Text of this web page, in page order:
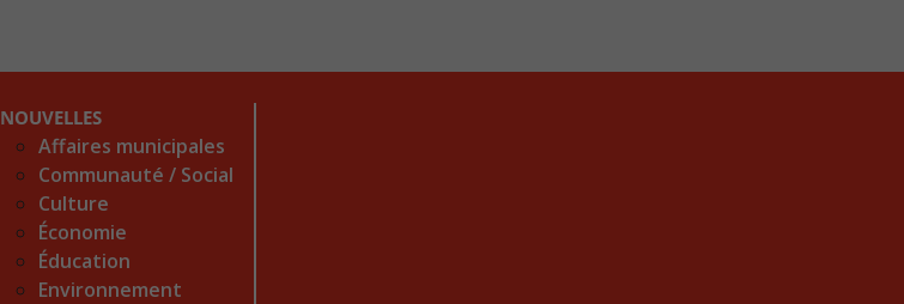
NOUVELLES
Affaires municipales
Communauté / Social
Culture
Économie
Éducation
Environnement